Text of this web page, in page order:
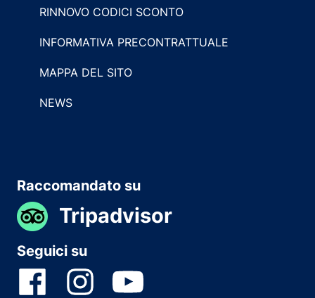
RINNOVO CODICI SCONTO
INFORMATIVA PRECONTRATTUALE
MAPPA DEL SITO
NEWS
Raccomandato su
Tripadvisor
Seguici su